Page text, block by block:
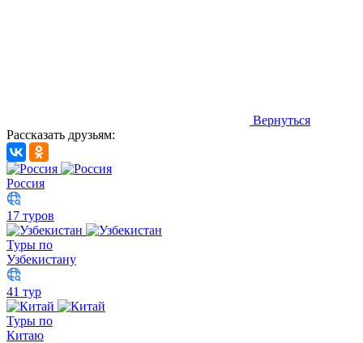
Вернуться
Рассказать друзьям:
Россия
17 туров
Туры по
Узбекистану
41 тур
Туры по
Китаю